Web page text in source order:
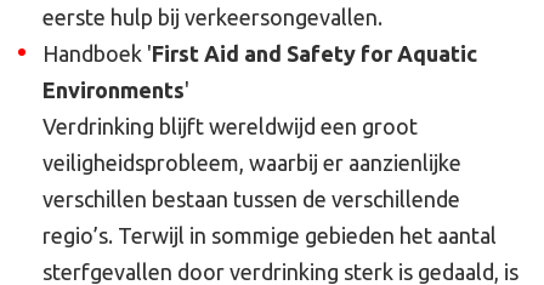
eerste hulp bij verkeersongevallen.
Handboek 'First Aid and Safety for Aquatic
Environments'
Verdrinking blijft wereldwijd een groot
veiligheidsprobleem, waarbij er aanzienlijke
verschillen bestaan tussen de verschillende
regio’s. Terwijl in sommige gebieden het aantal
sterfgevallen door verdrinking sterk is gedaald, is